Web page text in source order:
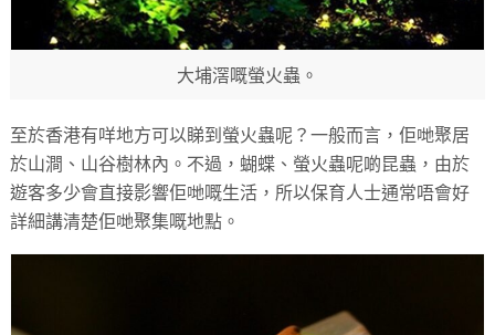
大埔滘嘅螢火蟲。
至於香港有咩地方可以睇到螢火蟲呢？一般而言，佢哋聚居
於山澗、山谷樹林內。不過，蝴蝶、螢火蟲呢啲昆蟲，由於
遊客多少會直接影響佢哋嘅生活，所以保育人士通常唔會好
詳細講清楚佢哋聚集嘅地點。